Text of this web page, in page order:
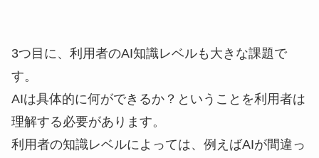
3つ目に、利用者のAI知識レベルも大きな課題で
す。
AIは具体的に何ができるか？ということを利用者は
理解する必要があります。
利用者の知識レベルによっては、例えばAIが間違っ